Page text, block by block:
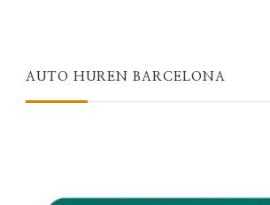
AUTO HUREN BARCELONA